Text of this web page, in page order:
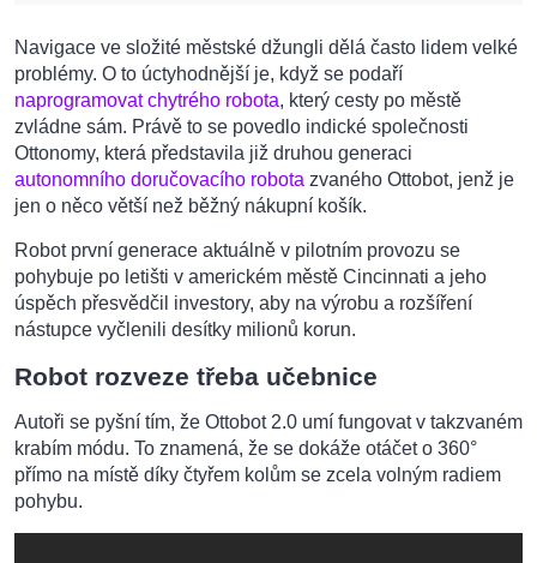
Navigace ve složité městské džungli dělá často lidem velké
problémy. O to úctyhodnější je, když se podaří
naprogramovat chytrého robota, který cesty po městě
zvládne sám. Právě to se povedlo indické společnosti
Ottonomy, která představila již druhou generaci
autonomního doručovacího robota zvaného Ottobot, jenž je
jen o něco větší než běžný nákupní košík.
Robot první generace aktuálně v pilotním provozu se
pohybuje po letišti v americkém městě Cincinnati a jeho
úspěch přesvědčil investory, aby na výrobu a rozšíření
nástupce vyčlenili desítky milionů korun.
Robot rozveze třeba učebnice
Autoři se pyšní tím, že Ottobot 2.0 umí fungovat v takzvaném
krabím módu. To znamená, že se dokáže otáčet o 360°
přímo na místě díky čtyřem kolům se zcela volným radiem
pohybu.